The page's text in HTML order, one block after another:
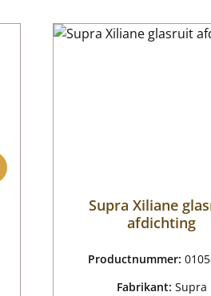
Supra Xiliane
afdichting
Productnummer:
Fabrikant: Supra